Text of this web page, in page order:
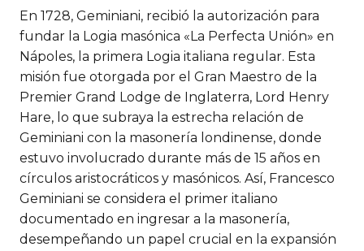
En 1728, Geminiani, recibió la autorización para
fundar la Logia masónica «La Perfecta Unión» en
Nápoles, la primera Logia italiana regular. Esta
misión fue otorgada por el Gran Maestro de la
Premier Grand Lodge de Inglaterra, Lord Henry
Hare, lo que subraya la estrecha relación de
Geminiani con la masonería londinense, donde
estuvo involucrado durante más de 15 años en
círculos aristocráticos y masónicos. Así, Francesco
Geminiani se considera el primer italiano
documentado en ingresar a la masonería,
desempeñando un papel crucial en la expansión